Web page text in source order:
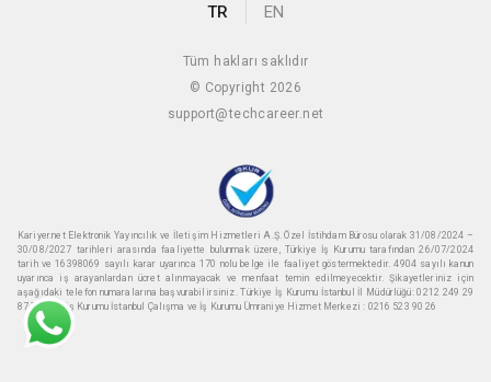
TR EN
Tüm hakları saklıdır
© Copyright 2026
support@techcareer.net
Kariyer.net Elektronik Yayıncılık ve İletişim Hizmetleri A.Ş. Özel İstihdam Bürosu olarak 31/08/2024 –
30/08/2027 tarihleri arasında faaliyette bulunmak üzere, Türkiye İş Kurumu tarafından 26/07/2024
tarih ve 16398069 sayılı karar uyarınca 170 nolu belge ile faaliyet göstermektedir. 4904 sayılı kanun
uyarınca iş arayanlardan ücret alınmayacak ve menfaat temin edilmeyecektir. Şikayetleriniz için
aşağıdaki telefon numaralarına başvurabilirsiniz. Türkiye İş Kurumu İstanbul İl Müdürlüğü: 0212 249 29
87 Türkiye iş Kurumu İstanbul Çalışma ve İş Kurumu Ümraniye Hizmet Merkezi : 0216 523 90 26